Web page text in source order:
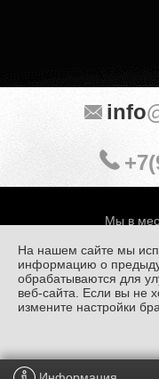
Мы в
info
© «Тюнинг Спорт» 1998
На нашем сайте мы
информацию о
обрабатываются для
веб-сайта. Если вы не
измените настройки